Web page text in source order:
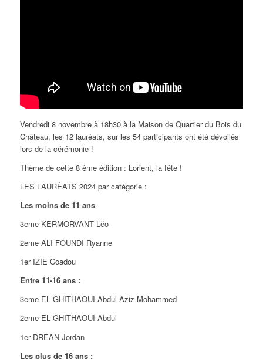
Vendredi 8 novembre à 18h30 à la Maison de Quartier du Bois du
Château, les 12 lauréats, sur les 54 participants ont été dévoilés
lors de la cérémonie !
Thème de cette 8 ème édition : Lorient, la fête !
LES LAURÉATS 2024 par catégorie :
Les moins de 11 ans
3eme KERMORVANT Léo
2eme ALI FOUNDI Ryanne
1er IZIE Coadou
Entre 11-16 ans :
3eme EL GHITHAOUI Abdul Aziz Mohammed
2eme EL GHITHAOUI Abdul
1er DREAN Jordan
Les plus de 16 ans :